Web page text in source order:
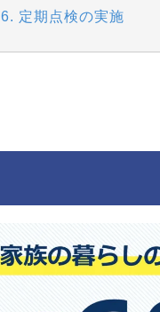
6. 定期点検の実施